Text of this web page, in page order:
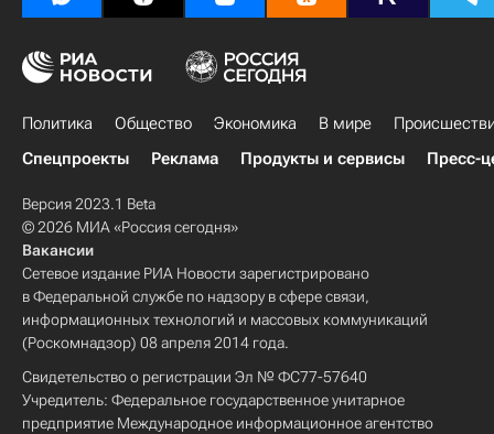
Политика Общество Экономика В мире
Спецпроекты
Реклама Продукты и сервисы Пресс-
Версия 2023.1 Beta
© 2026 МИА «Россия сегодня»
Вакансии
Сетевое издание РИА Новости зарегистрировано
в Федеральной службе по надзору в сфере связи,
информационных технологий и массовых коммуникаций
(Роскомнадзор) 08 апреля 2014 года.
Свидетельство о регистрации Эл № ФС77-57640
Учредитель: Федеральное государственное унитарное
предприятие Международное информационное агентство